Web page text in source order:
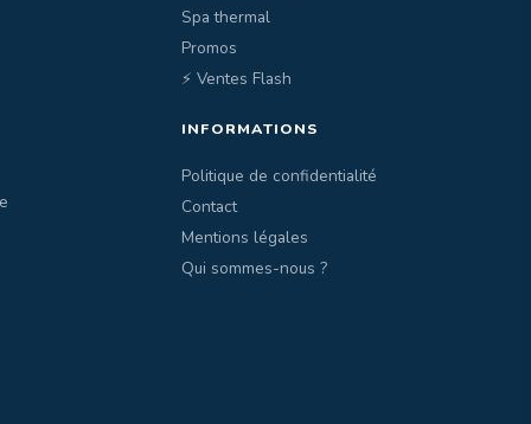
Spa thermal
Promos
⚡ Ventes Flash
INFORMATIONS
Politique de confidentialité
Contact
Mentions légales
Qui sommes-nous ?